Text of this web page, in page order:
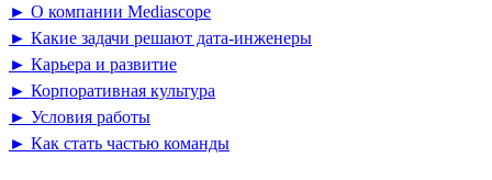
► О компании Mediascope
► Какие задачи решают дата-инженеры
► Карьера и развитие
► Корпоративная культура
► Условия работы
► Как стать частью команды